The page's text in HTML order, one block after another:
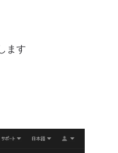
ます